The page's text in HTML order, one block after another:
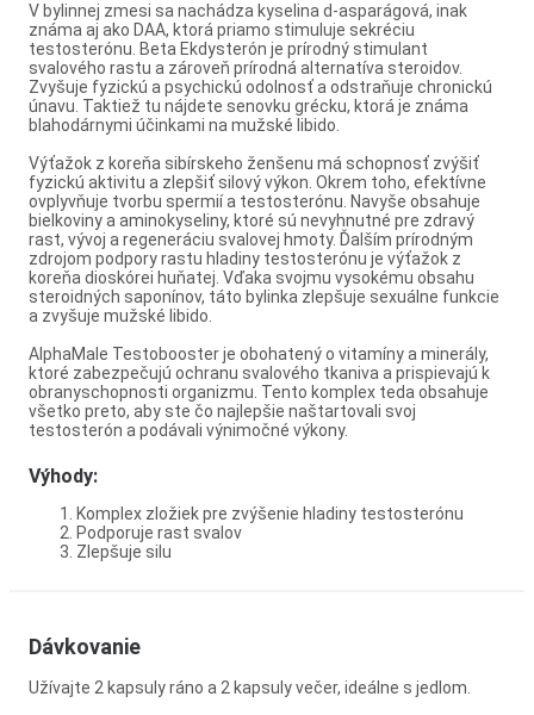
V bylinnej zmesi sa nachádza kyselina d-asparágová, inak
známa aj ako DAA, ktorá priamo stimuluje sekréciu
testosterónu. Beta Ekdysterón je prírodný stimulant
svalového rastu a zároveň prírodná alternatíva steroidov.
Zvyšuje fyzickú a psychickú odolnosť a odstraňuje chronickú
únavu. Taktiež tu nájdete senovku grécku, ktorá je známa
blahodárnymi účinkami na mužské libido.
Výťažok z koreňa sibírskeho ženšenu má schopnosť zvýšiť
fyzickú aktivitu a zlepšiť silový výkon. Okrem toho, efektívne
ovplyvňuje tvorbu spermií a testosterónu. Navyše obsahuje
bielkoviny a aminokyseliny, ktoré sú nevyhnutné pre zdravý
rast, vývoj a regeneráciu svalovej hmoty. Ďalším prírodným
zdrojom podpory rastu hladiny testosterónu je výťažok z
koreňa dioskórei huňatej. Vďaka svojmu vysokému obsahu
steroidných saponínov, táto bylinka zlepšuje sexuálne funkcie
a zvyšuje mužské libido.
AlphaMale Testobooster je obohatený o vitamíny a minerály,
ktoré zabezpečujú ochranu svalového tkaniva a prispievajú k
obranyschopnosti organizmu. Tento komplex teda obsahuje
všetko preto, aby ste čo najlepšie naštartovali svoj
testosterón a podávali výnimočné výkony.
Výhody:
Komplex zložiek pre zvýšenie hladiny testosterónu
Podporuje rast svalov
Zlepšuje silu
Dávkovanie
Užívajte 2 kapsuly ráno a 2 kapsuly večer, ideálne s jedlom.